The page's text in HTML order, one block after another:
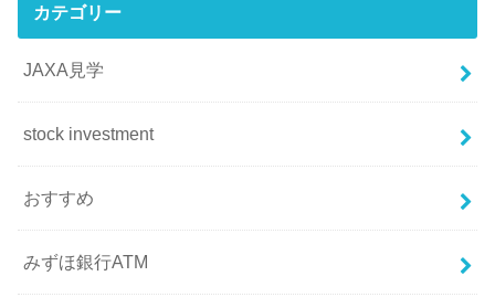
カテゴリー
JAXA見学
stock investment
おすすめ
みずほ銀行ATM